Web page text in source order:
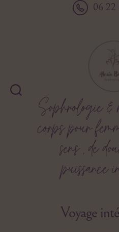
06 22
Sophrologie &
corps pour
sens , de
puissance
Voyage